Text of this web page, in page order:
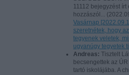
11112 bejegyzést írt
hozzászól... (
Vasárnap
szeretnétek, hogy
tegyenek veletek,
ugyanúgy tegyetek
Andreas: Tisztelt
becsengettek az
tartó iskolájába. A